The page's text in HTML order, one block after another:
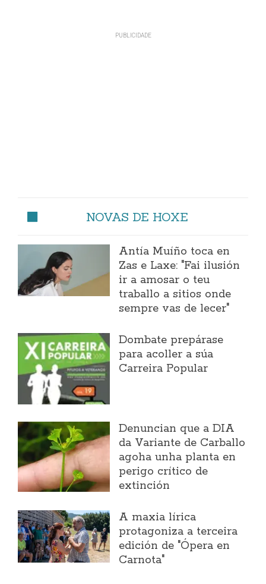
NOVAS DE HOXE
Antía Muíño toca en
Zas e Laxe: "Fai ilusión
ir a amosar o teu
traballo a sitios onde
sempre vas de lecer"
Dombate prepárase
para acoller a súa
Carreira Popular
Denuncian que a DIA
da Variante de Carballo
agoha unha planta en
perigo crítico de
extinción
A maxia lírica
protagoniza a terceira
edición de "Ópera en
Carnota"